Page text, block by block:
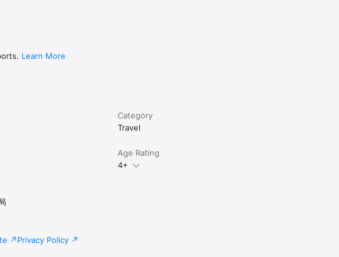
をまとめました。
Learn More
Category
Travel
Age Rating
4+
Privacy Policy